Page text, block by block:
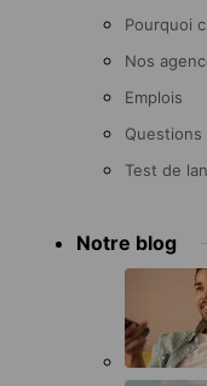
Pourquoi
Nos
Emplois
Questions
Test de
Notre blog